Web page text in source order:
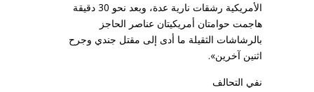
الأمريكية رشقات نارية عدة، وبعد نحو 30 دقيقة
هاجمت حوامتان أمريكيتان عناصر الحاجز
بالرشاشات الثقيلة ما أدى إلى مقتل جندي وجرح
اثنين آخرين».
نفي التحالف